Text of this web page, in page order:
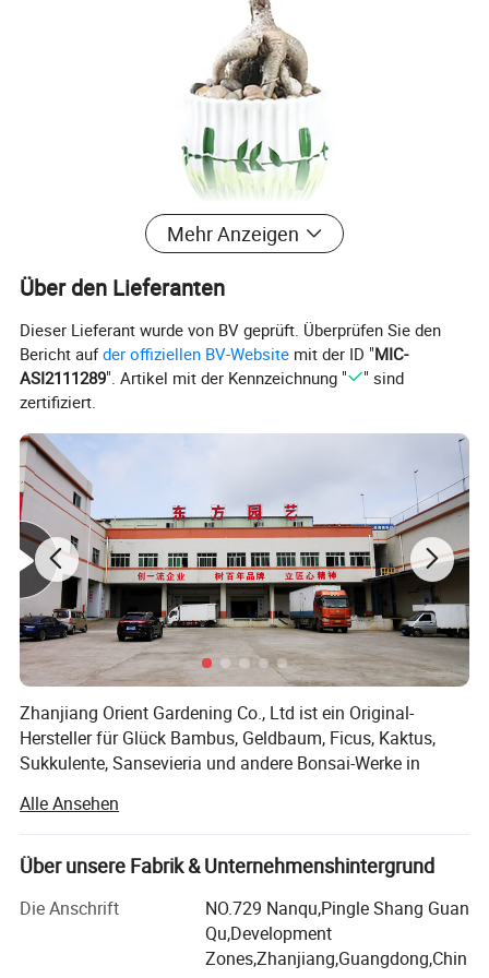
Mehr Anzeigen
Über den Lieferanten
Dieser Lieferant wurde von BV geprüft. Überprüfen Sie den
Bericht aufder offiziellen BV-Website mit der ID "MIC-
ASI2111289". Artikel mit der Kennzeichnung "
" sind
zertifiziert.
Zhanjiang Orient Gardening Co., Ltd ist ein Original-
Hersteller für Glück Bambus, Geldbaum, Ficus, Kaktus,
Sukkulente, Sansevieria und andere Bonsai-Werke in
Wir sind ein großer Züchter, der eine große Plantage und
Verarbeitungswerkstatt besitzt, die seit 1997 hochwertigen
glücklichen Bambus in viele Länder der Welt ausgibt.
Wegen der berühmten Qualitätsprodukte, wegen unserer
Mitarbeiter sind professionell in der Kultivierung und
Alle Ansehen
Über unsere Fabrik & Unternehmenshintergrund
Die Anschrift
NO.729 Nanqu,Pingle Shang Guan
Qu,Development
Zones,Zhanjiang,Guangdong,Chin